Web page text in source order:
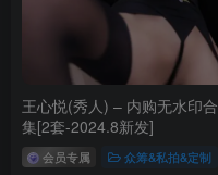
王心悦(秀人) – 内购无水印合
集[2套-2024.8新发]
会员专属 众筹&私拍&定制